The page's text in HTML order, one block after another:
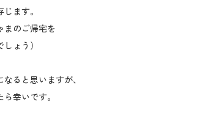
ます。
まのご帰宅を
ょう）
ると思いますが、
幸いです。